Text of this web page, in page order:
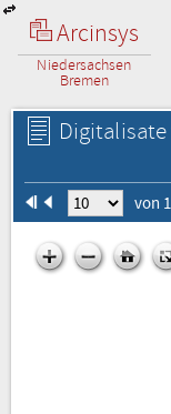
Arcinsys
Niedersachsen
Bremen
Digitalisate
von